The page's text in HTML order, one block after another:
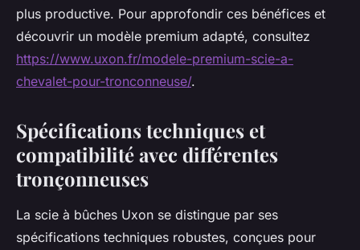
plus productive. Pour approfondir ces bénéfices et
découvrir un modèle premium adapté, consultez
https://www.uxon.fr/modele-premium-scie-a-
chevalet-pour-tronconneuse/.
Spécifications techniques et
compatibilité avec différentes
tronçonneuses
La scie à bûches Uxon se distingue par ses
spécifications techniques robustes, conçues pour